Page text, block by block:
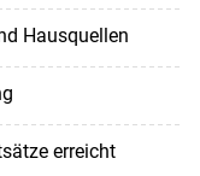
Hausquellen
erreicht